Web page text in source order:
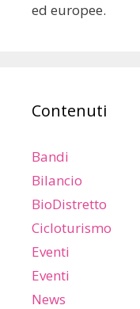
ed europee.
Contenuti
Bandi
Bilancio
BioDistretto
Cicloturismo
Eventi
Eventi
News